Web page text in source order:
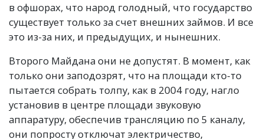
в офшорах, что народ голодный, что государство
существует только за счет внешних займов. И все
это из-за них, и предыдущих, и нынешних.
Второго Майдана они не допустят. В момент, как
только они заподозрят, что на площади кто-то
пытается собрать толпу, как в 2004 году, нагло
установив в центре площади звуковую
аппаратуру, обеспечив трансляцию по 5 каналу,
они попросту отключат электричество,